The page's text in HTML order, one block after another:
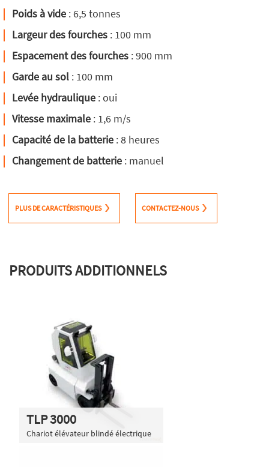
Poids à vide : 6,5 tonnes
Largeur des fourches : 100 mm
Espacement des fourches : 900 mm
Garde au sol : 100 mm
Levée hydraulique : oui
Vitesse maximale : 1,6 m/s
Capacité de la batterie : 8 heures
Changement de batterie : manuel
PLUS DE CARACTÉRISTIQUES CONTACTEZ-NOUS
PRODUITS ADDITIONNELS
TLP 3000
Chariot élévateur blindé électrique